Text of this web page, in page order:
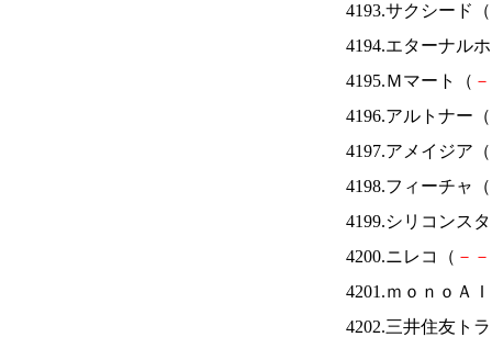
4193.サクシード（
4194.エターナル
4195.Ｍマート（ －
4196.アルトナー（
4197.アメイジア（
4198.フィーチャ（
4199.シリコンス
4200.ニレコ（ － －
4201.ｍｏｎｏＡ
4202.三井住友ト